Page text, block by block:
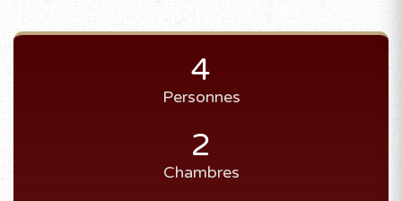
4
Personnes
2
Chambres